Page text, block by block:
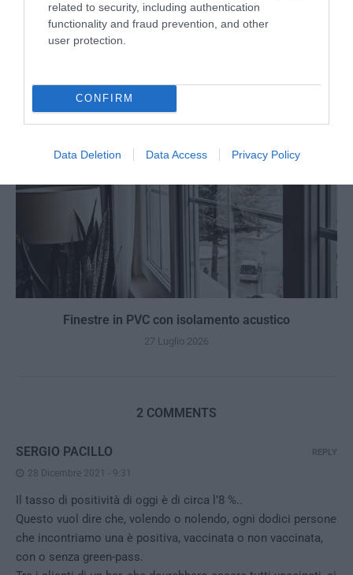
related to security, including authentication
functionality and fraud prevention, and other
user protection.
CONFIRM
Data Deletion Data Access Privacy Policy
Valutazione valore Rolex
Finestre in PVC con isolamento acustico
27 Luglio 2026
2 COMMENTS
SERGIO PACILLO
28 Dicembre 2021 - 9:31
Il tasso di positività di oggi è di circa l’8 %..
Questo vuol dire che, volendo o nolendo, ogni dodici persone
che incontriamo una è positiva, vaccinata o non vaccinata,
con o senza green-pass.
REPLY